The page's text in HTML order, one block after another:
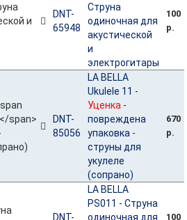
DNT-
65948
Струна
одиночная для
акустической
и
электрогитары
100
р.
DNT-
85056
LA BELLA
Ukulele 11 -
Уценка -
повреждена
упаковка -
струны для
укулеле
(сопрано)
670
р.
DNT-
LA BELLA
PS011 - Струна
одиночная для
100